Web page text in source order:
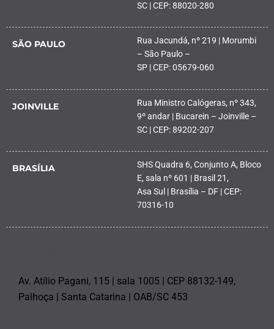
SC | CEP: 88020-280
SÃO PAULO
Rua Jacundá, nº 219 | Morumbi
– São Paulo –
SP | CEP: 05679-060
JOINVILLE
Rua Ministro Calógeras, nº 343,
9º andar | Bucarein – Joinville –
SC | CEP: 89202-207
BRASÍLIA
SHS Quadra 6, Conjunto A, Bloco
E, sala nº 601 | Brasil 21,
Asa Sul | Brasília – DF | CEP:
70316-10
Av. Atílio Pagani, 115 | sala 1005 | CEP 88132-149,
Palhoça | Santa Catarina | OAB/SC 453